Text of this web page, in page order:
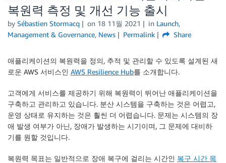
복원력 측정 및 개선 기능 출시
by Sébastien Stormacq on 18 11월 2021 in Launch,
Management & Governance, News Permalink Share
애플리케이션의 복원력을 정의, 추적 및 관리할 수 있도록 설계된 새
로운 AWS 서비스인 AWS Resilience Hub를 소개합니다.
고객에게 서비스를 제공하기 위해 복원력이 뛰어난 애플리케이션을
구축하고 관리하고 있습니다. 분산 시스템을 구축하는 것은 어렵고,
운영 상태로 유지하는 것은 훨씬 더 어렵습니다. 문제는 시스템의 장
애 발생 여부가 아닌, 장애가 발생하는 시기이며, 그 문제에 대비하
기를 원할 것입니다.
복원력 목표는 일반적으로 장애 복구에 걸리는 시간인 복구 시간 목